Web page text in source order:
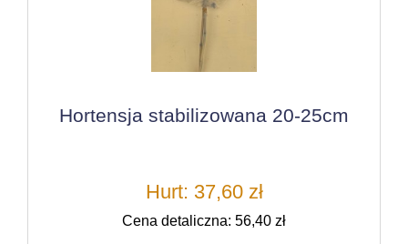
Hortensja stabilizowana 20-25cm
Hurt: 37,60 zł
Cena detaliczna: 56,40 zł